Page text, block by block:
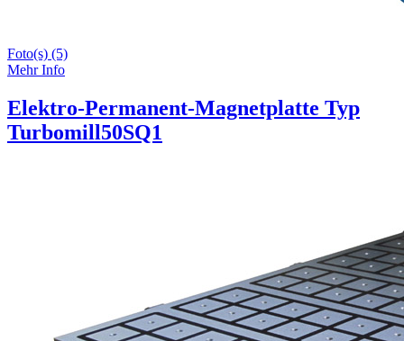
Foto(s) (5)
Mehr Info
Elektro-Permanent-Magnetplatte Typ
Turbomill50SQ1